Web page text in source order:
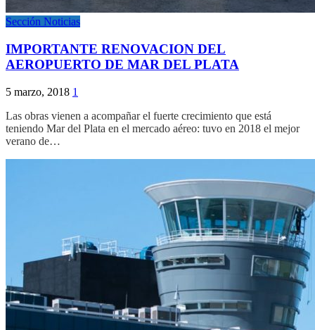
Sección Noticias
IMPORTANTE RENOVACION DEL
AEROPUERTO DE MAR DEL PLATA
5 marzo, 2018 1
Las obras vienen a acompañar el fuerte crecimiento que está
teniendo Mar del Plata en el mercado aéreo: tuvo en 2018 el mejor
verano de…